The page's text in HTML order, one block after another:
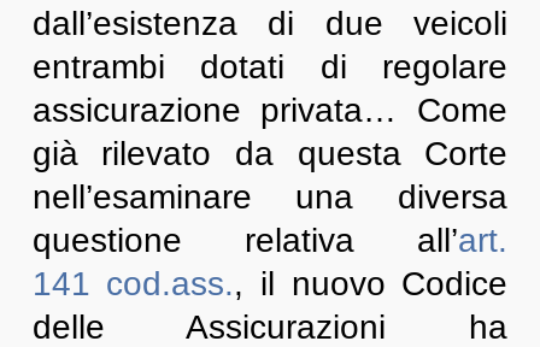
dall’esistenza di due veicoli
entrambi dotati di regolare
assicurazione privata… Come
già rilevato da questa Corte
nell’esaminare una diversa
questione relativa all’art.
141 cod.ass., il nuovo Codice
delle Assicurazioni ha